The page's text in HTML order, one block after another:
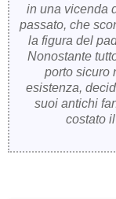
in una vicenda
passato, che
la figura del
Nonostante
porto sicuro
esistenza,
suoi antichi
costato